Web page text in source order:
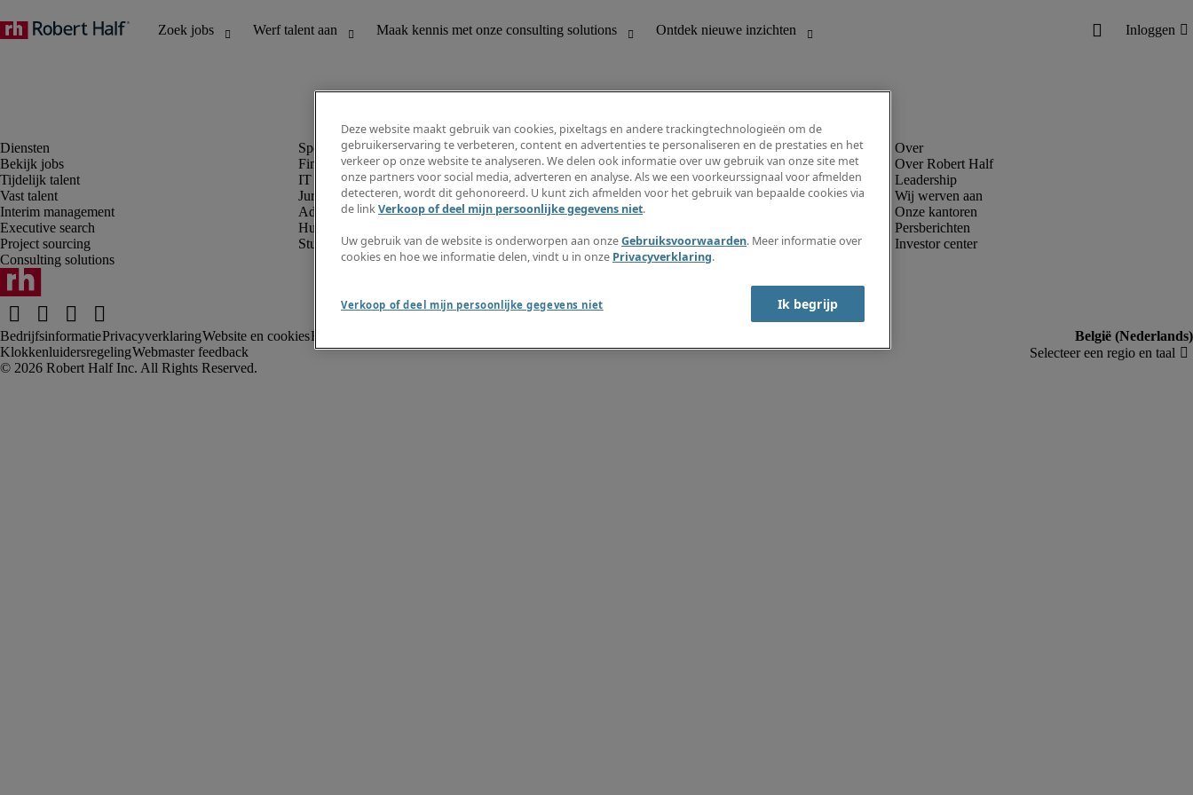
Bekijk jobs
Tijdelijk talent
Vast talent
Interim management
Executive search
Project sourcing
Consulting solutions
Finance en boekhouding
IT en digital
Juridisch
Administratie en office support
Human resources
Student
Ontdek nieuwe inzichten
Jobomschrijvingen
Salarisgids
Timesheets
Maak een jobalert aan
Informatiecentrum
Over Robert Half
Leadership
Wij werven aan
Onze kantoren
Persberichten
Investor center
BedrijfsinformatiePrivacyverklaringWebsite en cookiesRekruteringsvoorwaarden
KlokkenluidersregelingWebmaster feedback
Deze website maakt gebruik van cookies, pixeltags en andere trackingtechnologieën om de
gebruikerservaring te verbeteren, content en advertenties te personaliseren en de prestaties en het
verkeer op onze website te analyseren. We delen ook informatie over uw gebruik van onze site met
onze partners voor social media, adverteren en analyse. Als we een voorkeurssignaal voor afmelden
detecteren, wordt dit gehonoreerd. U kunt zich afmelden voor het gebruik van bepaalde cookies via
de linkVerkoop of deel mijn persoonlijke gegevens niet.
Uw gebruik van de website is onderworpen aan onzeGebruiksvoorwaarden. Meer informatie over
cookies en hoe we informatie delen, vindt u in onze Privacyverklaring.
Verkoop of deel mijn persoonlijke gegevens niet Ik begrijp